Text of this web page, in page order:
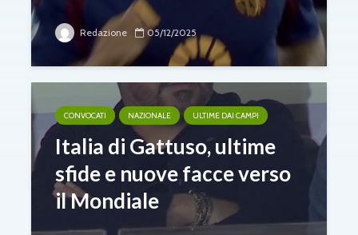
Redazione 05/12/2025
CONVOCATI NAZIONALE ULTIME DAI CAMPI
Italia di Gattuso, ultime
sfide e nuove facce verso
il Mondiale